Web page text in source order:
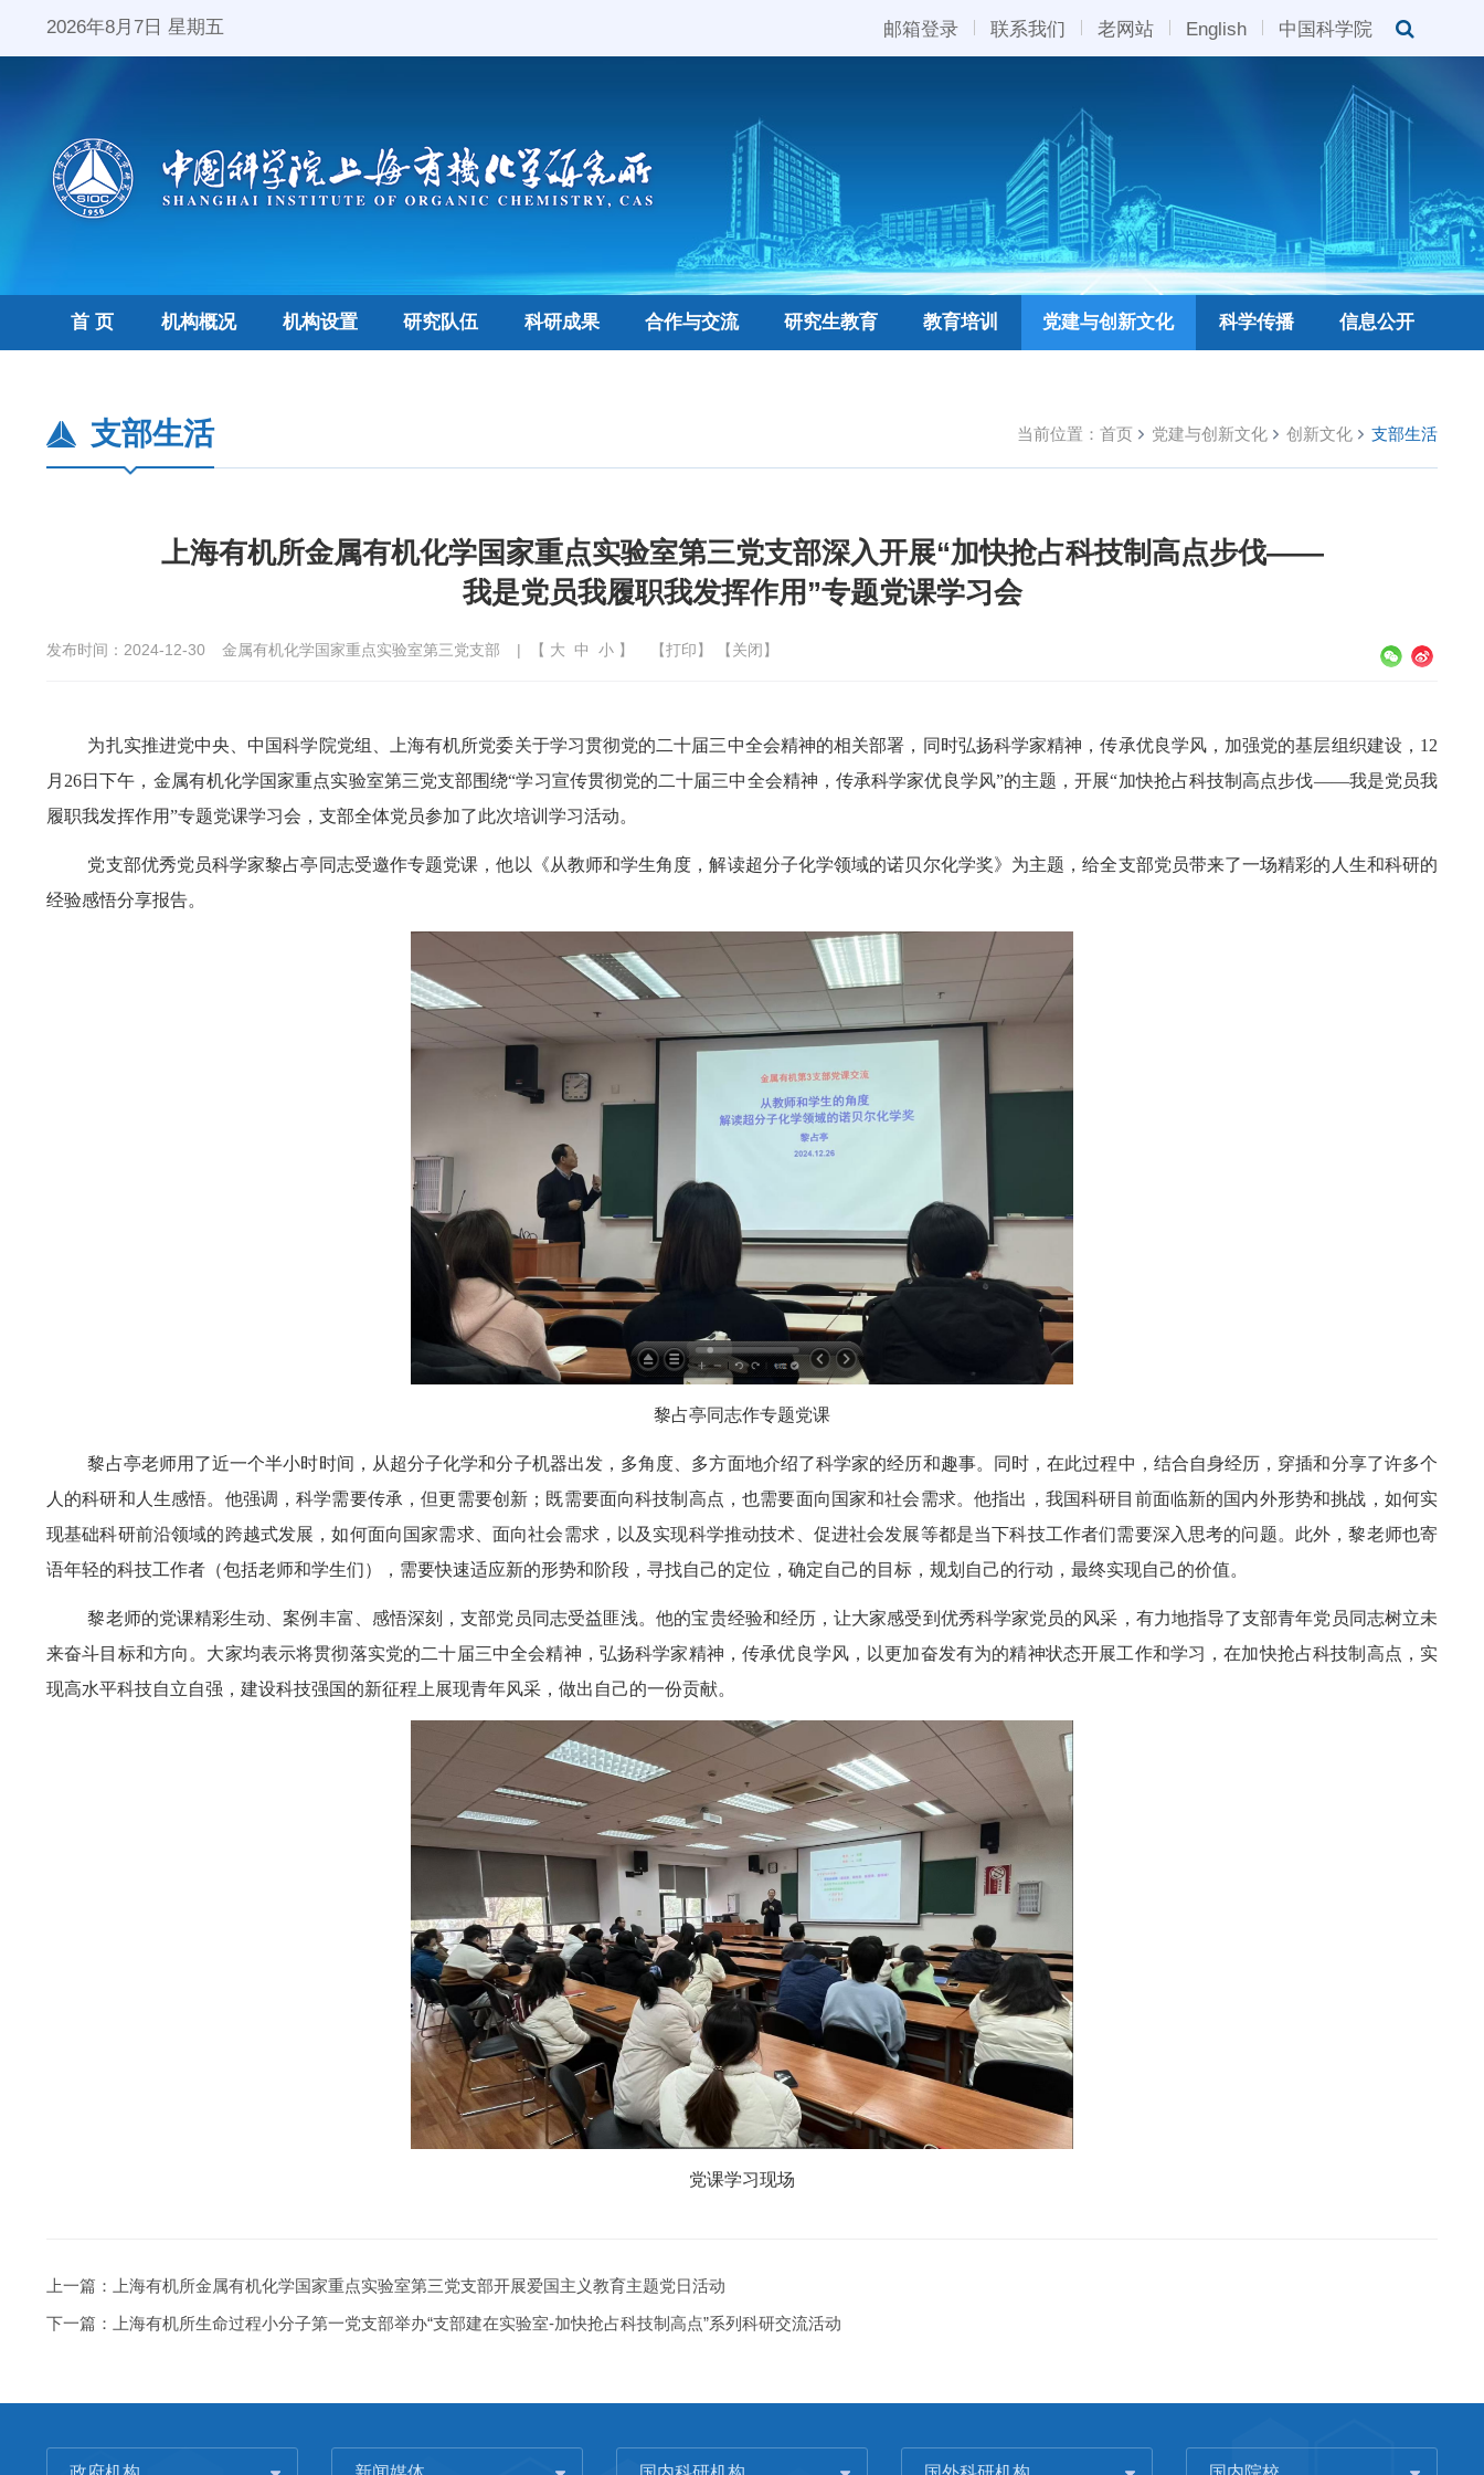
2026年8月7日 星期五 邮箱登录 联系我们 老网站 English 中国科学院
首 页 机构概况 机构设置 研究队伍 科研成果 合作与交流 研究生教育 教育培训 党建与创新文化 科学传播 信息公开
当前位置： 首页 党建与创新文化 创新文化 支部生活
支部生活
上海有机所金属有机化学国家重点实验室第三党支部深入开展“加快抢占科技制高点步伐——
我是党员我履职我发挥作用”专题党课学习会
发布时间：2024-12-30 金属有机化学国家重点实验室第三党支部 | 【 大 中 小 】 【打印】 【关闭】
为扎实推进党中央、中国科学院党组、上海有机所党委关于学习贯彻党的二十届三中全会精神的相关部署，同时弘扬科学家精神，传承优良学风，加强党的基层组织建设，12
月26日下午，金属有机化学国家重点实验室第三党支部围绕“学习宣传贯彻党的二十届三中全会精神，传承科学家优良学风”的主题，开展“加快抢占科技制高点步伐——我是党员我
履职我发挥作用”专题党课学习会，支部全体党员参加了此次培训学习活动。
党支部优秀党员科学家黎占亭同志受邀作专题党课，他以《从教师和学生角度，解读超分子化学领域的诺贝尔化学奖》为主题，给全支部党员带来了一场精彩的人生和科研的
经验感悟分享报告。
黎占亭同志作专题党课
黎占亭老师用了近一个半小时时间，从超分子化学和分子机器出发，多角度、多方面地介绍了科学家的经历和趣事。同时，在此过程中，结合自身经历，穿插和分享了许多个
人的科研和人生感悟。他强调，科学需要传承，但更需要创新；既需要面向科技制高点，也需要面向国家和社会需求。他指出，我国科研目前面临新的国内外形势和挑战，如何实
现基础科研前沿领域的跨越式发展，如何面向国家需求、面向社会需求，以及实现科学推动技术、促进社会发展等都是当下科技工作者们需要深入思考的问题。此外，黎老师也寄
语年轻的科技工作者（包括老师和学生们），需要快速适应新的形势和阶段，寻找自己的定位，确定自己的目标，规划自己的行动，最终实现自己的价值。
黎老师的党课精彩生动、案例丰富、感悟深刻，支部党员同志受益匪浅。他的宝贵经验和经历，让大家感受到优秀科学家党员的风采，有力地指导了支部青年党员同志树立未
来奋斗目标和方向。大家均表示将贯彻落实党的二十届三中全会精神， 弘扬科学家精神，传承优良学风， 以更加奋发有为的精神状态开展工作和学习，在加快抢占科技制高点，实
现高水平科技自立自强，建设科技强国的新征程上展现青年风采，做出自己的一份贡献。
党课学习现场
上一篇：
上海有机所金属有机化学国家重点实验室第三党支部开展爱国主义教育主题党日活动
下一篇：
上海有机所生命过程小分子第一党支部举办“支部建在实验室-加快抢占科技制高点”系列科研交流活动